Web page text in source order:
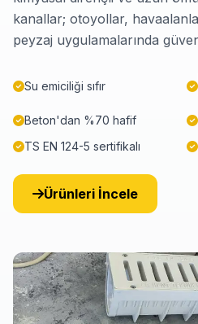
kanallar; otoyollar,
peyzaj uygulamalarında
Su emiciliği sıfır
Beton'dan %70 hafif
TS EN 124-5 sertifikalı
Ürünleri İncele